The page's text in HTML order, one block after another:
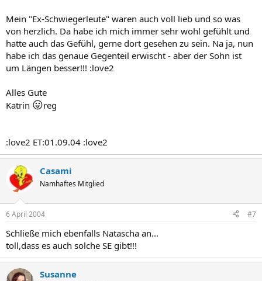
Mein "Ex-Schwiegerleute" waren auch voll lieb und so was
von herzlich. Da habe ich mich immer sehr wohl gefühlt und
hatte auch das Gefühl, gerne dort gesehen zu sein. Na ja, nun
habe ich das genaue Gegenteil erwischt - aber der Sohn ist
um Längen besser!!! :love2
Alles Gute
Katrin 😛reg
:love2 ET:01.09.04 :love2
Casami
Namhaftes Mitglied
6 April 2004 #7
Schließe mich ebenfalls Natascha an...
toll,dass es auch solche SE gibt!!!
Susanne